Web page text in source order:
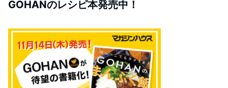
GOHANのレシピ本発売中！